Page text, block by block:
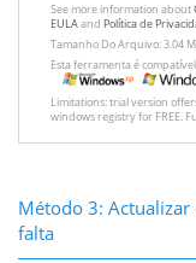
See more information about
EULAand Política de
Tamanho Do Arquivo: 3.04
Esta ferramenta é
Limitations: trial version
windows registry for FREE.
Método 3:
falta